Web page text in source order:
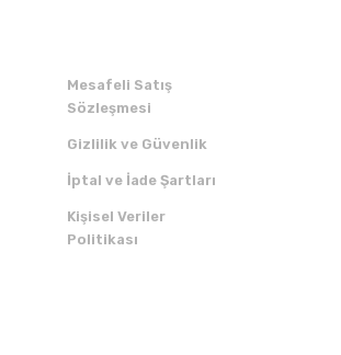
Mesafeli Satış
Sözleşmesi
Gizlilik ve Güvenlik
İptal ve İade Şartları
Kişisel Veriler
Politikası